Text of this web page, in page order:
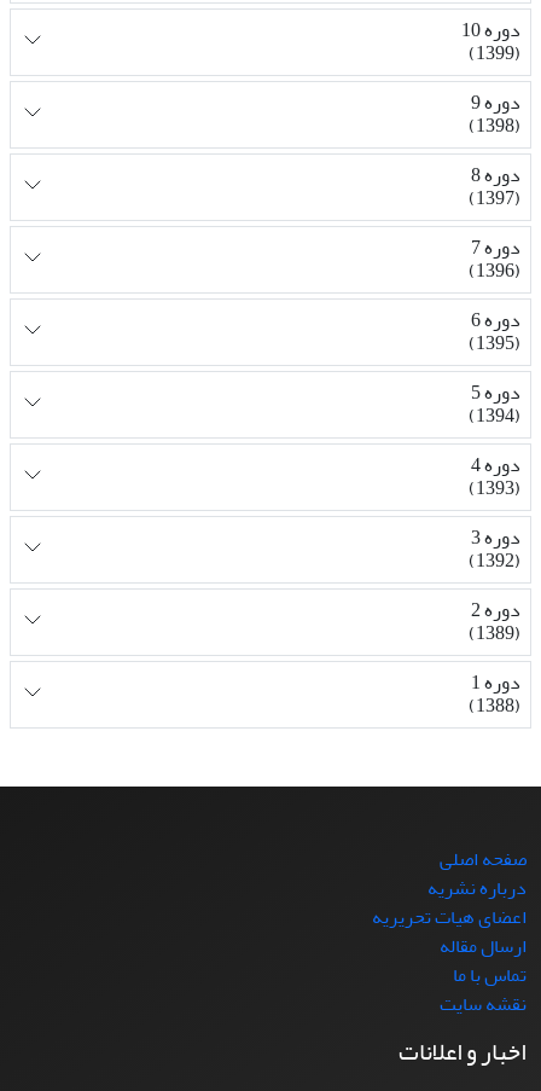
دوره 10
(1399)
دوره 9
(1398)
دوره 8
(1397)
دوره 7
(1396)
دوره 6
(1395)
دوره 5
(1394)
دوره 4
(1393)
دوره 3
(1392)
دوره 2
(1389)
دوره 1
(1388)
صفحه اصلی
درباره نشریه
اعضای هیات تحریریه
ارسال مقاله
تماس با ما
نقشه سایت
اخبار و اعلانات